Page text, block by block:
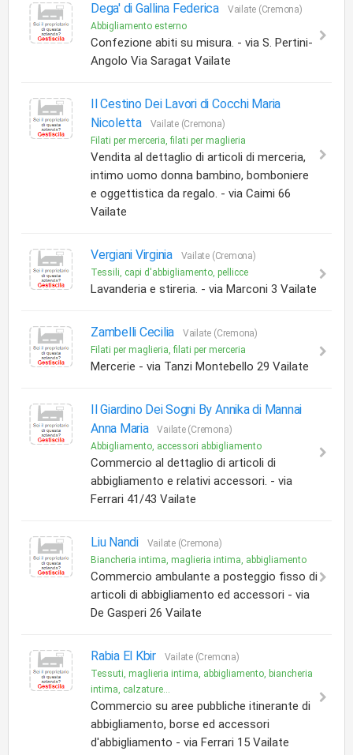
Dega' di Gallina Federica
Vailate (Cremona)
Abbigliamento esterno
Confezione abiti su misura. - via S. Pertini-
Angolo Via Saragat Vailate
Il Cestino Dei Lavori di Cocchi Maria
Nicoletta
Vailate (Cremona)
Filati per merceria, filati per maglieria
Vendita al dettaglio di articoli di merceria,
intimo uomo donna bambino, bomboniere
e oggettistica da regalo. - via Caimi 66
Vailate
Vergiani Virginia
Vailate (Cremona)
Tessili, capi d'abbigliamento, pellicce
Lavanderia e stireria. - via Marconi 3 Vailate
Zambelli Cecilia
Vailate (Cremona)
Filati per maglieria, filati per merceria
Mercerie - via Tanzi Montebello 29 Vailate
Il Giardino Dei Sogni By Annika di Mannai
Anna Maria
Vailate (Cremona)
Abbigliamento, accessori abbigliamento
Commercio al dettaglio di articoli di
abbigliamento e relativi accessori. - via
Ferrari 41/43 Vailate
Liu Nandi
Vailate (Cremona)
Biancheria intima, maglieria intima, abbigliamento
Commercio ambulante a posteggio fisso di
articoli di abbigliamento ed accessori - via
De Gasperi 26 Vailate
Rabia El Kbir
Vailate (Cremona)
Tessuti, maglieria intima, abbigliamento, biancheria
intima, calzature...
Commercio su aree pubbliche itinerante di
abbigliamento, borse ed accessori
d'abbigliamento - via Ferrari 15 Vailate